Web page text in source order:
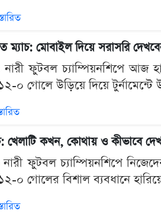
ম্যাচ: মোবাইল দিয়ে সরাসরি
ফুটবল চ্যাম্পিয়নশিপে আজ
০ গোলে উড়িয়ে দিয়ে
খেলাটি কখন, কোথায় ও কীভাবে
ফুটবল চ্যাম্পিয়নশিপে
০ গোলের বিশাল ব্যবধানে